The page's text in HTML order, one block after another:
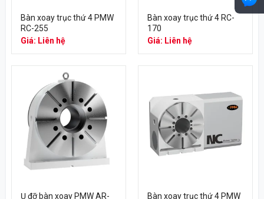
Bàn xoay trục thứ 4 PMW
RC-255
Giá: Liên hệ
Bàn xoay trục thứ 4 RC-
170
Giá: Liên hệ
Ụ đỡ bàn xoay PMW AR-
Bàn xoay trục thứ 4 PMW